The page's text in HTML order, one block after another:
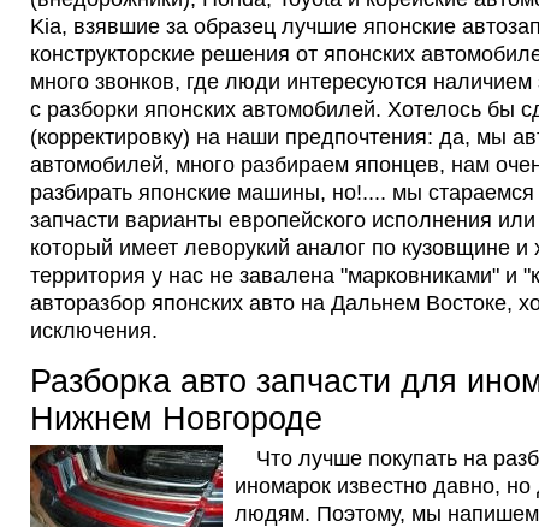
Kia, взявшие за образец лучшие японские
конструкторские решения от японских
много звонков, где люди интересуются наличием
с разборки японских автомобилей. Хотелось бы
(корректировку) на наши предпочтения: да, мы
автомобилей, много разбираем японцев, нам
разбирать японские машины, но!.... мы стараемся
запчасти варианты европейского исполнения
который имеет леворукий аналог по кузовщине
территория у нас не завалена "марковниками" и
авторазбор японских авто на Дальнем Востоке,
исключения.
Разборка авто запчасти для
Нижнем Новгороде
Что лучше покупать на
иномарок известно давно,
людям. Поэтому, мы напишем,